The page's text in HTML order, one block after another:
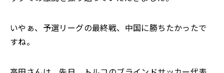
いやぁ、予選リーグの最終戦、中国に勝ちたかったで
すね。